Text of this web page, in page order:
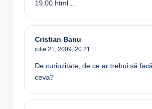
19,00.html …
Cristian Banu
iulie 21, 2009, 20:21
De curiozitate, de ce ar trebui să
ceva?